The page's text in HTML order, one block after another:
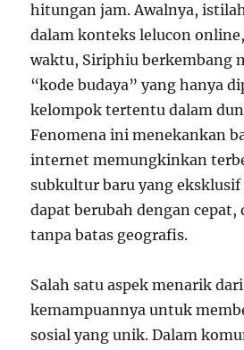
hitungan jam. Awalnya,
dalam konteks lelucon
waktu, Siriphiu berkembang
“kode budaya” yang hanya
kelompok tertentu dalam
Fenomena ini menekankan
internet memungkinkan
subkultur baru yang
dapat berubah dengan cepat,
tanpa batas geografis.
Salah satu aspek menarik
kemampuannya untuk
sosial yang unik. Dalam